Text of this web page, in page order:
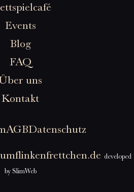
Events
Blog
FAQ
uns
Kontakt
AGBDatenschutz
developed
by SlimWeb